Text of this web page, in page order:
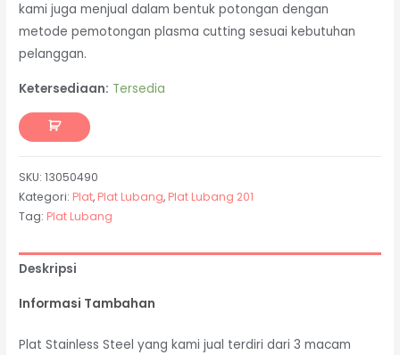
kami juga menjual dalam bentuk potongan dengan
metode pemotongan plasma cutting sesuai kebutuhan
pelanggan.
Ketersediaan: Tersedia
SKU:13050490
Kategori: Plat, Plat Lubang, Plat Lubang 201
Tag: Plat Lubang
Deskripsi
Informasi Tambahan
Plat Stainless Steel yang kami jual terdiri dari 3 macam